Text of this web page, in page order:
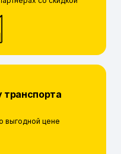
транспорта
выгодной цене